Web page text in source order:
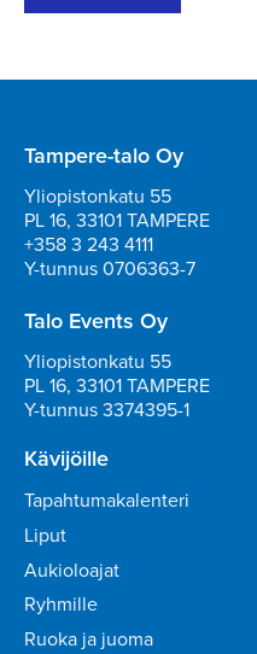
Tampere-talo Oy
Yliopistonkatu 55
PL 16, 33101 TAMPERE
+358 3 243 4111
Y-tunnus 0706363-7
Talo Events Oy
Yliopistonkatu 55
PL 16, 33101 TAMPERE
Y-tunnus 3374395-1
Kävijöille
Tapahtumakalenteri
Liput
Aukioloajat
Ryhmille
Ruoka ja juoma